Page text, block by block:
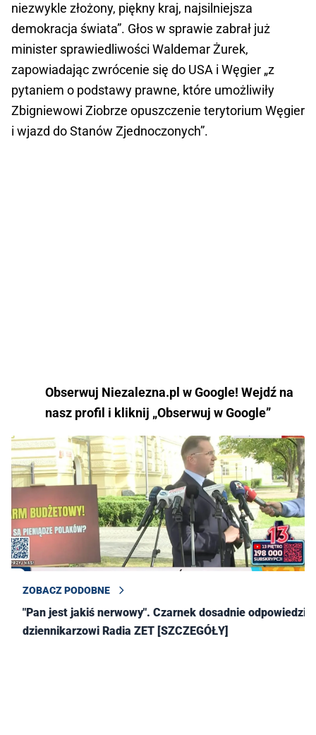
niezwykle złożony, piękny kraj, najsilniejsza
demokracja świata”. Głos w sprawie zabrał już
minister sprawiedliwości Waldemar Żurek,
zapowiadając zwrócenie się do USA i Węgier „z
pytaniem o podstawy prawne, które umożliwiły
Zbigniewowi Ziobrze opuszczenie terytorium Węgier
i wjazd do Stanów Zjednoczonych”.
Obserwuj Niezalezna.pl w Google! Wejdź na
nasz profil i kliknij „Obserwuj w Google”
ZOBACZ PODOBNE
"Pan jest jakiś nerwowy". Czarnek dosadnie odpowiedział
dziennikarzowi Radia ZET [SZCZEGÓŁY]